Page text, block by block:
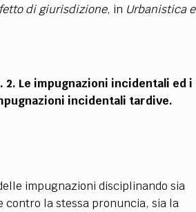
di giurisdizione, in Urbanistica e
Le impugnazioni incidentali ed i
incidentali tardive.
impugnazioni disciplinando sia
contro la stessa pronuncia, sia la